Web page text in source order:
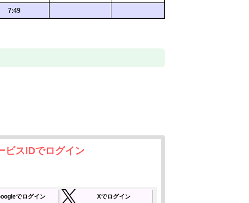
7:49
ビスIDでログイン
でログイン Xでログイン